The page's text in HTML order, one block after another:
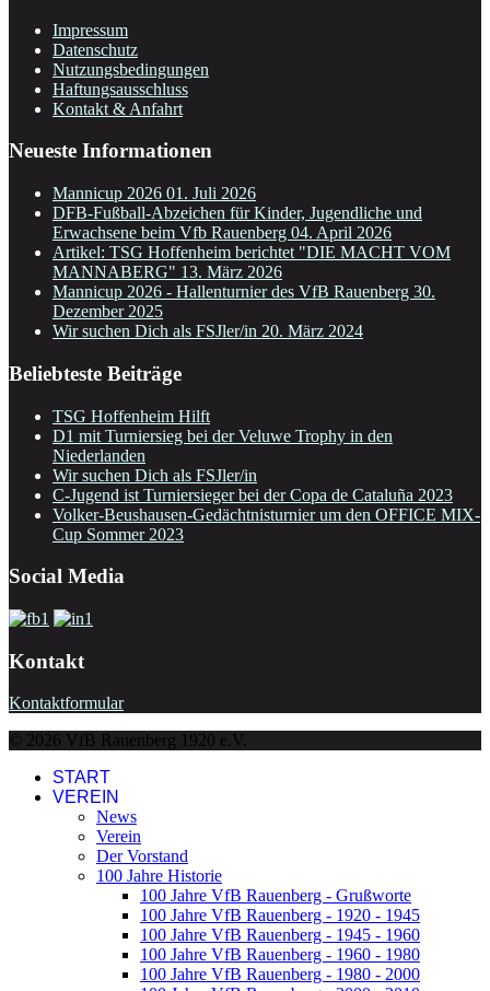
Impressum
Datenschutz
Nutzungsbedingungen
Haftungsausschluss
Kontakt & Anfahrt
Neueste Informationen
Mannicup 2026 01. Juli 2026
DFB-Fußball-Abzeichen für Kinder, Jugendliche und
Erwachsene beim Vfb Rauenberg 04. April 2026
Artikel: TSG Hoffenheim berichtet "DIE MACHT VOM
MANNABERG" 13. März 2026
Mannicup 2026 - Hallenturnier des VfB Rauenberg 30.
Dezember 2025
Wir suchen Dich als FSJler/in 20. März 2024
Beliebteste Beiträge
TSG Hoffenheim Hilft
D1 mit Turniersieg bei der Veluwe Trophy in den
Niederlanden
Wir suchen Dich als FSJler/in
C-Jugend ist Turniersieger bei der Copa de Cataluña 2023
Volker-Beushausen-Gedächtnisturnier um den OFFICE MIX-
Cup Sommer 2023
Social Media
Kontakt
Kontaktformular
© 2026 VfB Rauenberg 1920 e.V.
START
VEREIN
News
Verein
Der Vorstand
100 Jahre Historie
100 Jahre VfB Rauenberg - Grußworte
100 Jahre VfB Rauenberg - 1920 - 1945
100 Jahre VfB Rauenberg - 1945 - 1960
100 Jahre VfB Rauenberg - 1960 - 1980
100 Jahre VfB Rauenberg - 1980 - 2000